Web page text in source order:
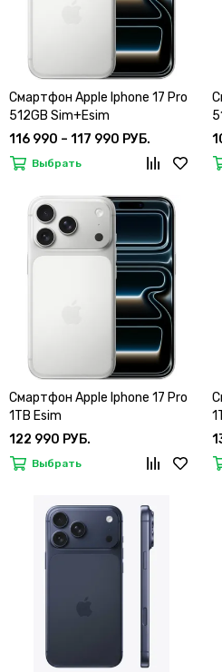
Смартфон Apple Iphone 17 Pro
512GB Sim+Esim
116 990 – 117 990 РУБ.
Выбрать
Смартфон Apple Iphone 17 Pro
1TB Esim
122 990 РУБ.
Выбрать